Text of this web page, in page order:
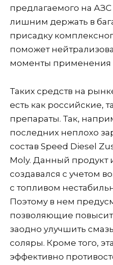
предлагаемого на
лишним держать в
присадку
поможет
моменты применения
Таких средств на
есть как российские,
препараты. Так,
последних неплохо
состав Speed Diesel
Moly. Данный продукт
создавался с учетом
с топливом
Поэтому в нем
позволяющие
заодно улучшить
соляры. Кроме того,
эффективно